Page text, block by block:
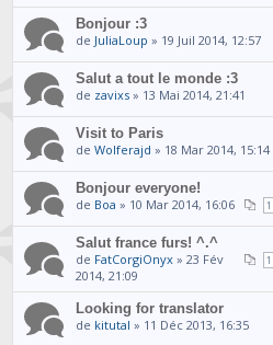
Bonjour :3
de JuliaLoup » 19 Juil 2014, 12:57
Salut a tout le monde :3
de zavixs » 13 Mai 2014, 21:41
Visit to Paris
deWolferajd » 18 Mar 2014, 15:14
Bonjour everyone!
1
de Boa » 10 Mar 2014, 16:06
Salut france furs! ^.^
1
de FatCorgiOnyx » 23 Fév
2014, 21:09
Looking for translator
de kitutal » 11 Déc 2013, 16:35